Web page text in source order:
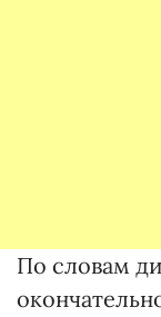
По словам